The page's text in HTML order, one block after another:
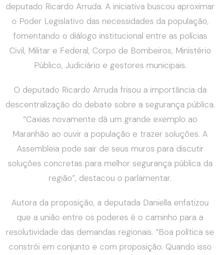
deputado Ricardo Arruda. A iniciativa buscou aproximar
o Poder Legislativo das necessidades da população,
fomentando o diálogo institucional entre as polícias
Civil, Militar e Federal, Corpo de Bombeiros, Ministério
Público, Judiciário e gestores municipais.
O deputado Ricardo Arruda frisou a importância da
descentralização do debate sobre a segurança pública.
“Caxias novamente dá um grande exemplo ao
Maranhão ao ouvir a população e trazer soluções. A
Assembleia pode sair de seus muros para discutir
soluções concretas para melhor segurança pública da
região”, destacou o parlamentar.
Autora da proposição, a deputada Daniella enfatizou
que a união entre os poderes é o caminho para a
resolutividade das demandas regionais. “Boa política se
constrói em conjunto e com proposição. Quando isso